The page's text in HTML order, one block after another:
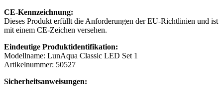
CE-Kennzeichnung:
Dieses Produkt erfüllt die Anforderungen der EU-Richtlinien und ist
mit einem CE-Zeichen versehen.
Eindeutige Produktidentifikation:
Modellname: LunAqua Classic LED Set 1
Artikelnummer: 50527
Sicherheitsanweisungen: